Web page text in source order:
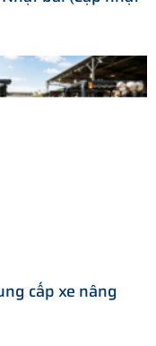
cấp xe nâng